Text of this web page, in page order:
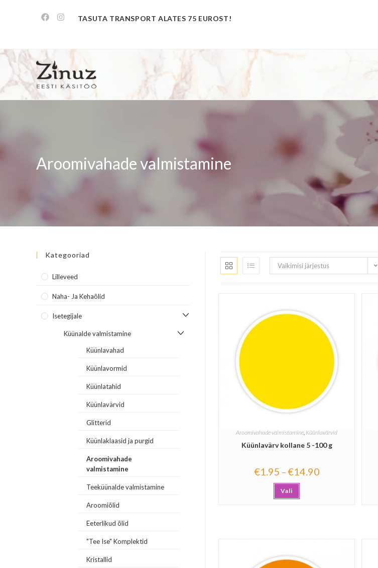
TASUTA TRANSPORT ALATES 75 EUROST!
Aroomivahade valmistamine
Vaikimisi järjestus
Aroomivahade valmistamine Küünlavärvid
Küünlavärv kollane 5 -100 g
€1.95 –€14.90
Vali
Kategooriad
Lilleveed
Naha- Ja Kehaõlid
Isetegijale
Küünalde valmistamine
Küünlavahad
Küünlavormid
Küünlatahid
Küünlavärvid
Glitterid
Küünlaklaasid ja purgid
Aroomivahade
valmistamine
Teeküünalde valmistamine
Aroomiõlid
Eeterlikud õlid
"Tee Ise" Komplektid
Kristallid